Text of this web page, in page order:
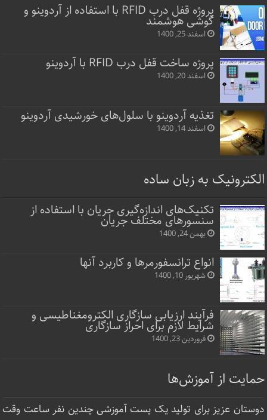
پروژه قفل‌ درب RFID با استفاده از آردوینو و
گوشی هوشمند
اسفند 25, 1400
پروژه ساخت قفل‌ درب RFID با آردوینو
اسفند 20, 1400
تغذیه آردوینو با سلول‌های خورشیدی آردوینو
اسفند 14, 1400
الکترونیک به زبان ساده
تکنیک‌های اندازه‌گیری جریان با استفاده از
سنسورهای مختلف جریان
بهمن 24, 1400
انواع ترانسفورمرها و کاربرد آنها
شهریور 10, 1400
فرآیند ارزیابی سازگاری الکترومغناطیسی و
شرایط لازم برای احراز سازگاری
فروردین 23, 1400
حمایت از آموزش‌ها
دوستان عزیز برای تولید یک پست آموزشی چندین نفر ساعت‌ وقت